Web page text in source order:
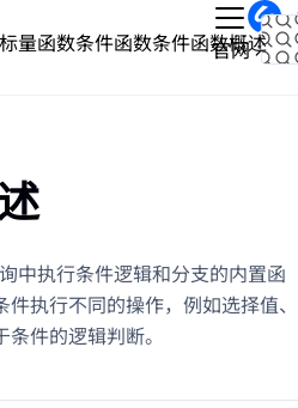
文档
官网
标量函数条件函数条件函数概述
中执行条件逻辑和分支的内置函
执行不同的操作，例如选择值、
件的逻辑判断。